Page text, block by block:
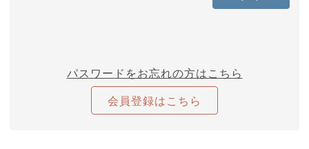
パスワードをお忘れの方はこちら
会員登録はこちら